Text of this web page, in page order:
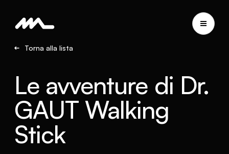
Torna alla lista
Le avventure di Dr.
GAUT Walking
Stick